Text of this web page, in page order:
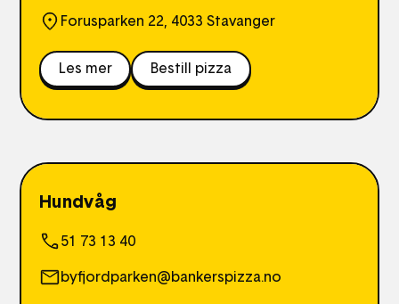
Forusparken 22, 4033 Stavanger
Les mer Bestill pizza
Hundvåg
51 73 13 40
byfjordparken@bankerspizza.no